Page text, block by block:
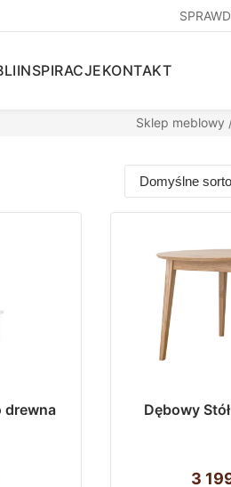
INSPIRACJEKONTAKT
Sklep meblowy
drewna
Dębowy
3